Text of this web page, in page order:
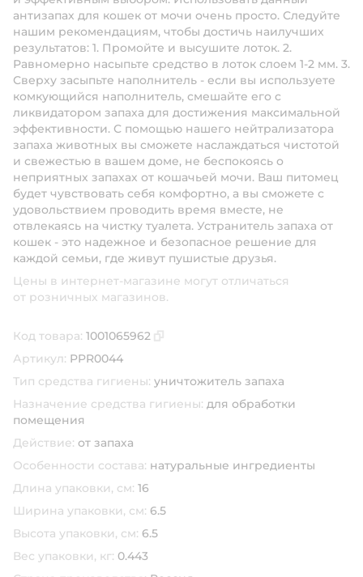
антизапах для кошек от мочи очень просто. Следуйте
нашим рекомендациям, чтобы достичь наилучших
результатов: 1. Промойте и высушите лоток. 2.
Равномерно насыпьте средство в лоток слоем 1-2 мм. 3.
Сверху засыпьте наполнитель - если вы используете
комкующийся наполнитель, смешайте его с
ликвидатором запаха для достижения максимальной
эффективности. С помощью нашего нейтрализатора
запаха животных вы сможете наслаждаться чистотой
и свежестью в вашем доме, не беспокоясь о
неприятных запахах от кошачьей мочи. Ваш питомец
будет чувствовать себя комфортно, а вы сможете с
удовольствием проводить время вместе, не
отвлекаясь на чистку туалета. Устранитель запаха от
кошек - это надежное и безопасное решение для
каждой семьи, где живут пушистые друзья.
Цены в интернет-магазине могут отличаться
от розничных магазинов.
Код товара: 1001065962
Артикул: PPR0044
Тип средства гигиены: уничтожитель запаха
Назначение средства гигиены: для обработки
помещения
Действие: от запаха
Особенности состава: натуральные ингредиенты
Длина упаковки, см: 16
Ширина упаковки, см: 6.5
Высота упаковки, см: 6.5
Вес упаковки, кг: 0.443